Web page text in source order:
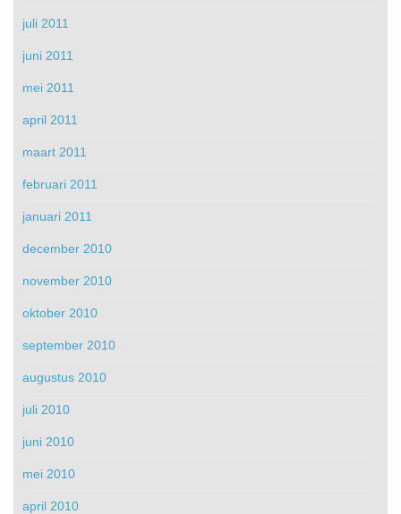
juli 2011
juni 2011
mei 2011
april 2011
maart 2011
februari 2011
januari 2011
december 2010
november 2010
oktober 2010
september 2010
augustus 2010
juli 2010
juni 2010
mei 2010
april 2010